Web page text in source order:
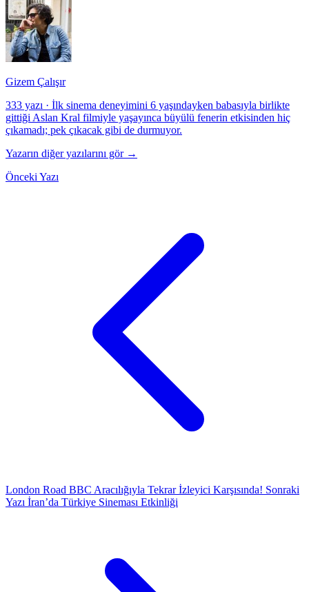
Gizem Çalışır
333 yazı · İlk sinema deneyimini 6 yaşındayken babasıyla birlikte
gittiği Aslan Kral filmiyle yaşayınca büyülü fenerin etkisinden hiç
çıkamadı; pek çıkacak gibi de durmuyor.
Yazarın diğer yazılarını gör →
Önceki Yazı
London Road BBC Aracılığıyla Tekrar İzleyici Karşısında! Sonraki
Yazı İran’da Türkiye Sineması Etkinliği